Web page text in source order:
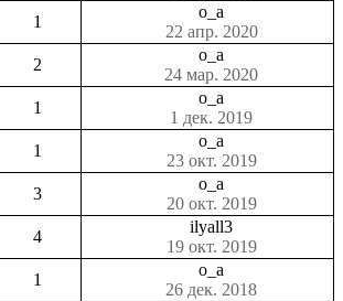
1
o_a
22 апр. 2020
2
o_a
24 мар. 2020
1
o_a
1 дек. 2019
1
o_a
23 окт. 2019
3
o_a
20 окт. 2019
4
ilyall3
19 окт. 2019
1
o_a
26 дек. 2018